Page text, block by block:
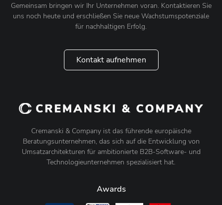
Gemeinsam bringen wir Ihr Unternehmen voran. Kontaktieren Sie
uns noch heute und erschließen Sie neue Wachstumspotenziale
für nachhaltigen Erfolg.
Kontakt aufnehmen
Cremanski & Company ist das führende europäische
Beratungsunternehmen, das sich auf die Entwicklung von
Umsatzarchitekturen für ambitionierte B2B-Software- und
Technologieunternehmen spezialisiert hat.
Awards